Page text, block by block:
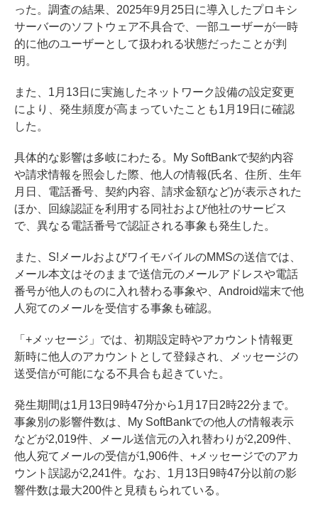
った。調査の結果、2025年9月25日に導入したプロキシ
サーバーのソフトウェア不具合で、一部ユーザーが一時
的に他のユーザーとして扱われる状態だったことが判
明。
また、1月13日に実施したネットワーク設備の設定変更
により、発生頻度が高まっていたことも1月19日に確認
した。
具体的な影響は多岐にわたる。My SoftBankで契約内容
や請求情報を照会した際、他人の情報(氏名、住所、生年
月日、電話番号、契約内容、請求金額など)が表示された
ほか、回線認証を利用する同社および他社のサービス
で、異なる電話番号で認証される事象も発生した。
また、S!メールおよびワイモバイルのMMSの送信では、
メール本文はそのままで送信元のメールアドレスや電話
番号が他人のものに入れ替わる事象や、Android端末で他
人宛てのメールを受信する事象も確認。
「+メッセージ」では、初期設定時やアカウント情報更
新時に他人のアカウントとして登録され、メッセージの
送受信が可能になる不具合も起きていた。
発生期間は1月13日9時47分から1月17日2時22分まで。
事象別の影響件数は、My SoftBankでの他人の情報表示
などが2,019件、メール送信元の入れ替わりが2,209件、
他人宛てメールの受信が1,906件、+メッセージでのアカ
ウント誤認が2,241件。なお、1月13日9時47分以前の影
響件数は最大200件と見積もられている。